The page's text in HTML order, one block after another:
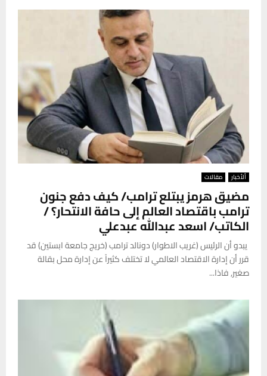
ألأخبار مقالات
مضيق هرمز يبتلع ترامب/ كيف دفع جنون
ترامب باقتصاد العالم إلى حافة الانتحار؟ /
الكاتب/ اسعد عبدالله عبدعلي
يبدو أن الرئيس (غريب الاطوار) دونالد ترامب (خريج جامعة ابستين) قد
قرر أن إدارة الاقتصاد العالمي لا تختلف كثيراً عن إدارة محل بقالة
صغير, فاذا...